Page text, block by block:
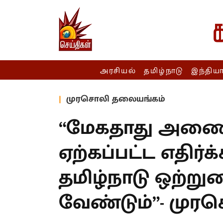
அரசியல் தமிழ்நாடு
முரசொலி தலையங்கம்
“மேகதாது
ஏற்கப்பட்ட
தமிழ்நாடு
வேண்டும்”-